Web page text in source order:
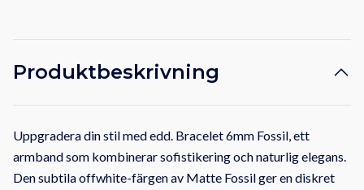
Produktbeskrivning
Uppgradera din stil med edd. Bracelet 6mm Fossil, ett
armband som kombinerar sofistikering och naturlig elegans.
Den subtila offwhite-färgen av Matte Fossil ger en diskret